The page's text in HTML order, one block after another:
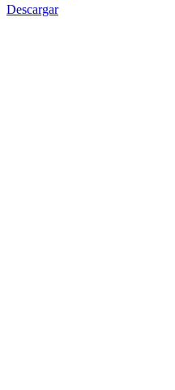
Descargar